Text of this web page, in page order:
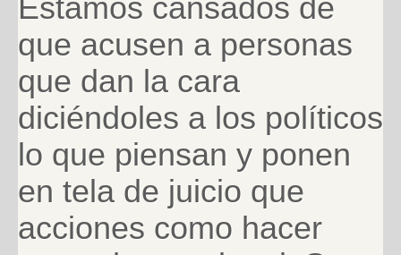
Estamos cansados de
que acusen a personas
que dan la cara
diciéndoles a los políticos
lo que piensan y ponen
en tela de juicio que
acciones como hacer